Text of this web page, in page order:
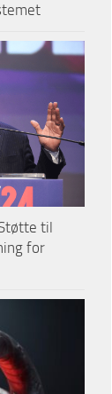
til
for